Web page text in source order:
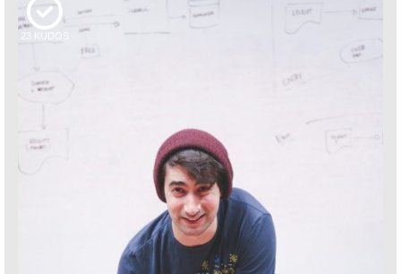
23 KUDOS